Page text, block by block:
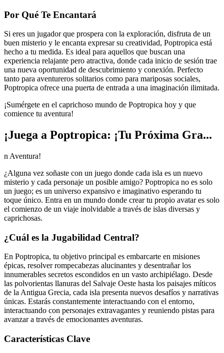
Por Qué Te Encantará
Si eres un jugador que prospera con la exploración, disfruta de un
buen misterio y le encanta expresar su creatividad, Poptropica está
hecho a tu medida. Es ideal para aquellos que buscan una
experiencia relajante pero atractiva, donde cada inicio de sesión trae
una nueva oportunidad de descubrimiento y conexión. Perfecto
tanto para aventureros solitarios como para mariposas sociales,
Poptropica ofrece una puerta de entrada a una imaginación ilimitada.
¡Sumérgete en el caprichoso mundo de Poptropica hoy y que
comience tu aventura!
¡Juega a Poptropica: ¡Tu Próxima Gra...
n Aventura!
¿Alguna vez soñaste con un juego donde cada isla es un nuevo
misterio y cada personaje un posible amigo? Poptropica no es solo
un juego; es un universo expansivo e imaginativo esperando tu
toque único. Entra en un mundo donde crear tu propio avatar es solo
el comienzo de un viaje inolvidable a través de islas diversas y
caprichosas.
¿Cuál es la Jugabilidad Central?
En Poptropica, tu objetivo principal es embarcarte en misiones
épicas, resolver rompecabezas alucinantes y desentrañar los
innumerables secretos escondidos en un vasto archipiélago. Desde
las polvorientas llanuras del Salvaje Oeste hasta los paisajes míticos
de la Antigua Grecia, cada isla presenta nuevos desafíos y narrativas
únicas. Estarás constantemente interactuando con el entorno,
interactuando con personajes extravagantes y reuniendo pistas para
avanzar a través de emocionantes aventuras.
Características Clave